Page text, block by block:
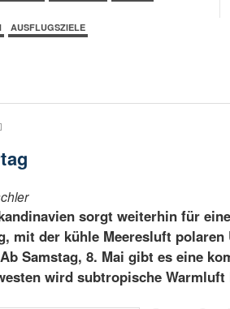
AUSFLUGSZIELE
sorgt weiterhin für
mit der kühle Meeresluft
Samstag, 8. Mai gibt es eine
wird subtropische